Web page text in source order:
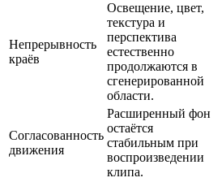
Непрерывность
краёв
Освещение, цвет,
текстура и
перспектива
естественно
продолжаются в
сгенерированной
области.
Согласованность
движения
Расширенный фон
остаётся
стабильным при
воспроизведении
клипа.